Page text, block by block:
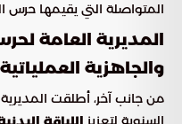
المتواصلة التي يقيمها حرس
المديرية العامة
والجاهزية العملياتية
من جانب آخر، أطلقت